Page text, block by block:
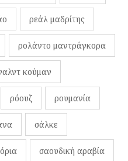
ρεάλ μαδρίτης
ρολάντο μαντράγκορα
κούμαν
ρόουζ ρουμανία
σάλκε
σαουδική αραβία